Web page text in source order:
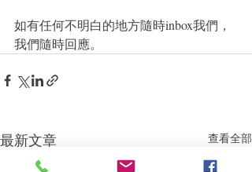
如有任何不明白的地方隨時inbox我們，
我們隨時回應。
最新文章 查看全部